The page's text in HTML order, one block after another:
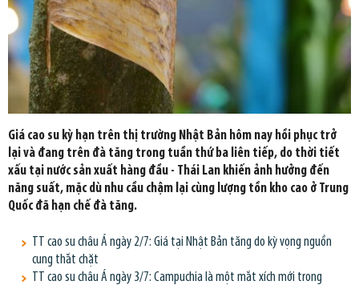
Giá cao su kỳ hạn trên thị trường Nhật Bản hôm nay hồi phục trở
lại và đang trên đà tăng trong tuần thứ ba liên tiếp, do thời tiết
xấu tại nước sản xuất hàng đầu - Thái Lan khiến ảnh hưởng đến
năng suất, mặc dù nhu cầu chậm lại cùng lượng tồn kho cao ở Trung
Quốc đã hạn chế đà tăng.
TT cao su châu Á ngày 2/7: Giá tại Nhật Bản tăng do kỳ vọng nguồn
cung thắt chặt
TT cao su châu Á ngày 3/7: Campuchia là một mắt xích mới trong